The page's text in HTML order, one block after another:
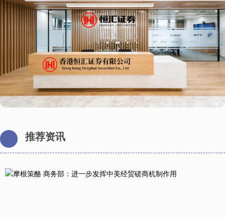
推荐资讯